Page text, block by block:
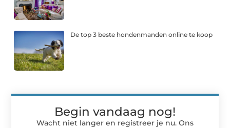
De top 3 beste hondenmanden online te koop
Begin vandaag nog!
Wacht niet langer en registreer je nu. Ons